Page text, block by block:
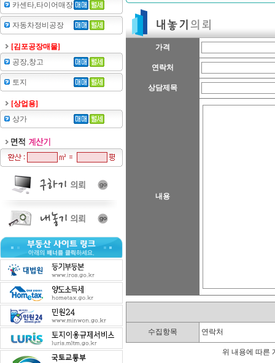
카센타,타이어매장
자동차정비공장
[김포공장매물]
공장,창고
토지
[상업용]
상가
가격
연락처
상담제목
내용
수집항목 연락처
위 내용에 따른